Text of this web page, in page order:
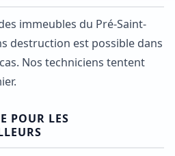
immeubles du Pré-Saint-
destruction est possible dans
Nos techniciens tentent
POUR LES